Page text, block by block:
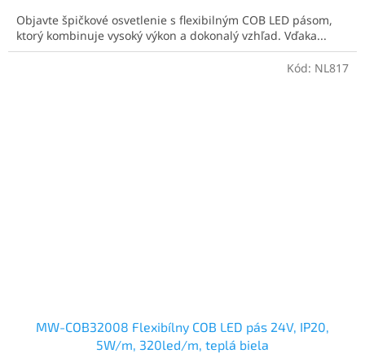
Objavte špičkové osvetlenie s flexibilným COB LED pásom,
ktorý kombinuje vysoký výkon a dokonalý vzhľad. Vďaka...
MW-COB32008 Flexibílny COB LED pás 24V, IP20,
5W/m, 320led/m, teplá biela
Kód: NL817